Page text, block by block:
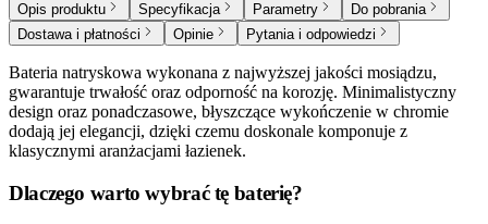
Opis produktu Specyfikacja Parametry
Do pobrania
Dostawa i płatności
Opinie Pytania i odpowiedzi
Bateria natryskowa wykonana z najwyższej jakości mosiądzu,
gwarantuje trwałość oraz odporność na korozję. Minimalistyczny
design oraz ponadczasowe, błyszczące wykończenie w chromie
dodają jej elegancji, dzięki czemu doskonale komponuje z
klasycznymi aranżacjami łazienek.
Dlaczego warto wybrać tę baterię?